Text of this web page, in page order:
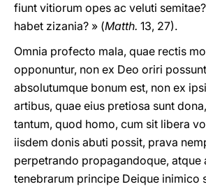
fiunt vitiorum opes ac veluti
habet zizania? » (Matth. 13, 27).
Omnia profecto mala, quae rectis
opponuntur, non ex Deo oriri
absolutumque bonum est, non ex
artibus, quae eius pretiosa sunt
tantum, quod homo, cum sit libera
iisdem donis abuti possit, prava
perpetrando propagandoque, atque
tenebrarum principe Deique inimico